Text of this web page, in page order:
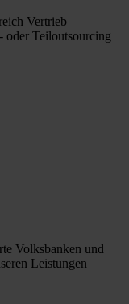
Vertrieb
oder Teiloutsourcing
Volksbanken und
Leistungen